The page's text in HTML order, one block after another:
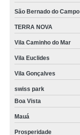
São Bernado do Campo
TERRA NOVA
Vila Caminho do Mar
Vila Euclides
Vila Gonçalves
swiss park
Boa Vista
Mauá
Prosperidade